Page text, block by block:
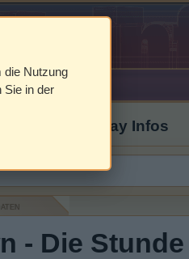
Cover & Blu-ray Infos
- Die
die Nutzung
Sie in der